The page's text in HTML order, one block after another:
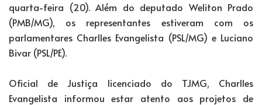
quarta-feira (20). Além do deputado Weliton Prado
(PMB/MG), os representantes estiveram com os
parlamentares Charlles Evangelista (PSL/MG) e Luciano
Bivar (PSL/PE).
Oficial de Justiça licenciado do TJMG, Charlles
Evangelista informou estar atento aos projetos de